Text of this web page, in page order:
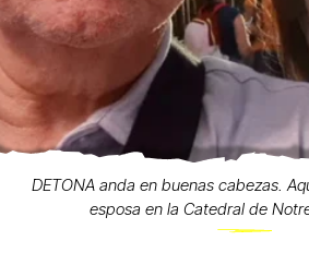
DETONA anda en buenas cabezas.
esposa en la Catedral de